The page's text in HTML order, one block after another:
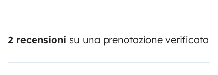
2 recensioni su una prenotazione verificata